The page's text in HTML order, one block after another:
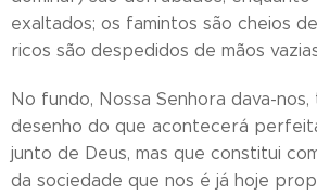
exaltados; os famintos são cheios
ricos são despedidos de mãos
No fundo, Nossa Senhora dava-nos,
desenho do que acontecerá
junto de Deus, mas que constitui
da sociedade que nos é já hoje